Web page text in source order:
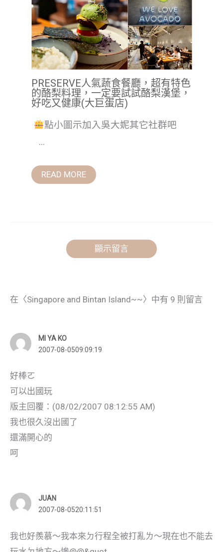
PRESERVE人氣蔬食餐廳，超有特色
的酪梨料理，一定要試試酪梨漢堡，
好吃又健康(大巨蛋店)
點小圖示加入吳大妮其它社群吧
...
READ MORE
顯示留言
在〈Singapore and Bintan Island~~〉中有 9 則留言
MI YA KO
2007-08-0509:09:19
好棒ㄛ
可以出國玩
版主回覆：(08/02/2007 08:12:55 AM)
我也很久沒出國了
還滿開心的
呵
JUAN
2007-08-0520:11:51
我也好羨慕～我本來ㄉ行程全被打亂ㄌ～現在也不能去